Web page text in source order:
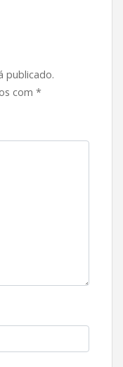
publicado.
com *